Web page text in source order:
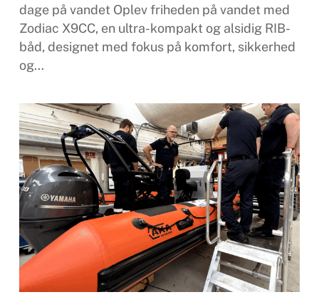
dage på vandet Oplev friheden på vandet med
Zodiac X9CC, en ultra-kompakt og alsidig RIB-
båd, designet med fokus på komfort, sikkerhed
og…